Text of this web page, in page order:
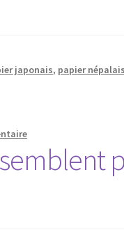
japonais, papier népalais